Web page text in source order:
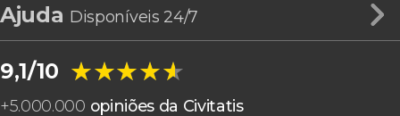
Ajuda Disponíveis 24/7
9,1/10 ★★★★★
★★★★★
+5.000.000 opiniões da Civitatis